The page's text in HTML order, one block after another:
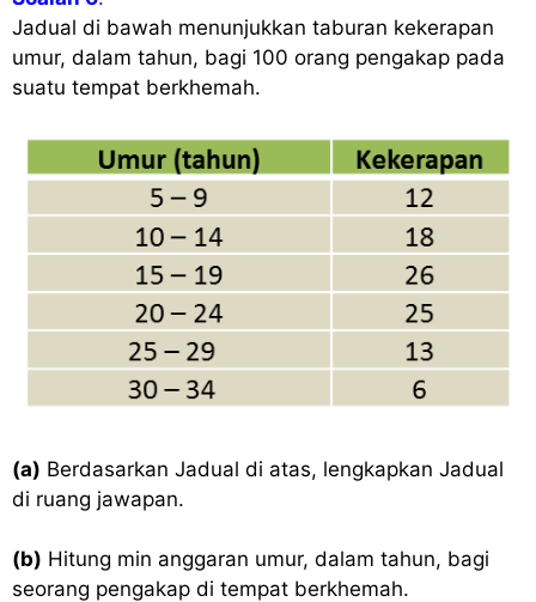
Jadual di bawah menunjukkan taburan kekerapan
umur, dalam tahun, bagi 100 orang pengakap pada
suatu tempat berkhemah.
(a) Berdasarkan Jadual di atas, lengkapkan Jadual
di ruang jawapan.
(b) Hitung min anggaran umur, dalam tahun, bagi
seorang pengakap di tempat berkhemah.